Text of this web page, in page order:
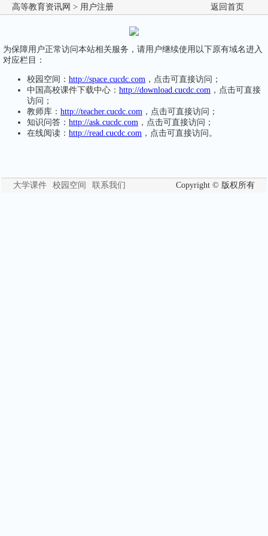
高等教育资讯网 > 用户注册 返回首页
为保障用户正常访问本站相关服务，请用户继续使用以下原有域名进入
对应栏目：
校园空间： http://space.cucdc.com ，点击可直接访问；
中国高校课件下载中心： http://download.cucdc.com ，点击可直接
访问；
教师库： http://teacher.cucdc.com ，点击可直接访问；
知识问答： http://ask.cucdc.com ，点击可直接访问；
在线阅读： http://read.cucdc.com ，点击可直接访问。
大学课件 校园空间 联系我们 Copyright © 版权所有